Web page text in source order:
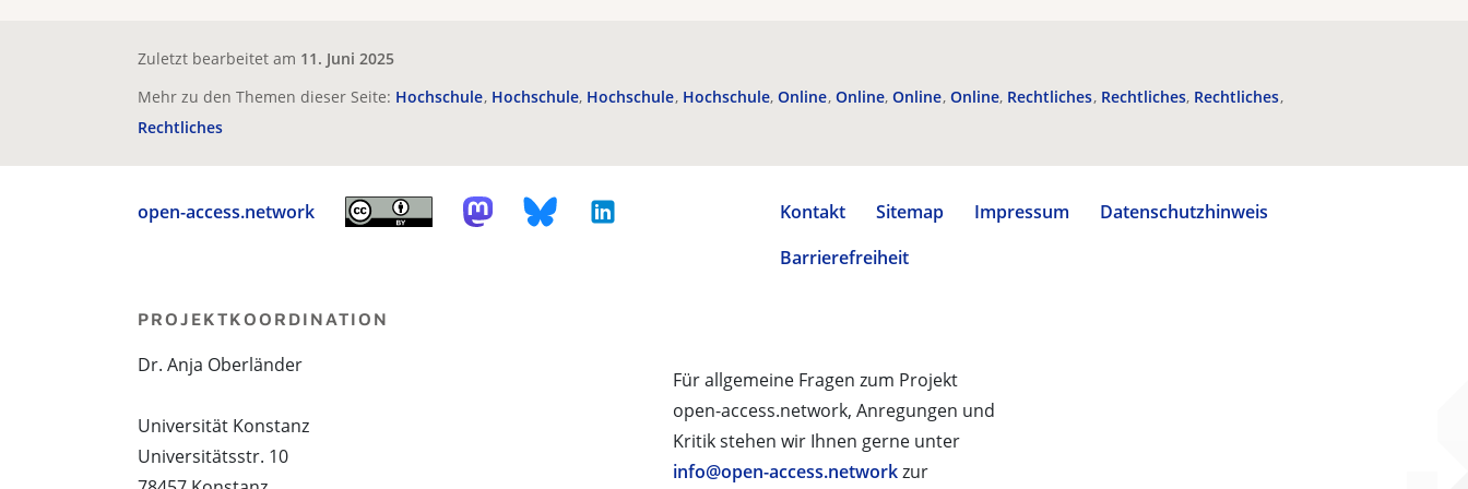
Zuletzt bearbeitet am 11. Juni 2025
Mehr zu den Themen dieser Seite: Hochschule Hochschule Hochschule Hochschule Online Online Online Online Rechtliches Rechtliches Rechtliches
Rechtliches
open-access.network Kontakt Sitemap Impressum
Datenschutzhinweis
Barrierefreiheit
Für allgemeine Fragen zum Projekt
open-access.network, Anregungen und
Kritik stehen wir Ihnen gerne unter
info@open-access.networkzur
PROJEKTKOORDINATION
Dr. Anja Oberländer
Universität Konstanz
Universitätsstr. 10